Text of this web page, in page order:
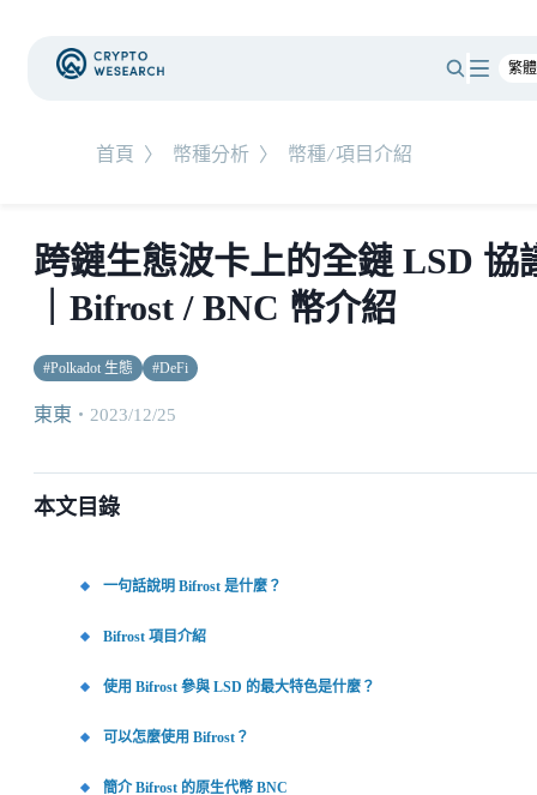
首頁 〉 幣種分析 〉 幣種/項目介紹
跨鏈生態波卡上的全鏈 LSD 協
｜Bifrost / BNC 幣介紹
#Polkadot 生態 #DeFi
東東 ・ 2023/12/25
本文目錄
一句話說明 Bifrost 是什麼？
Bifrost 項目介紹
使用 Bifrost 參與 LSD 的最大特色是什麼？
可以怎麼使用 Bifrost？
簡介 Bifrost 的原生代幣 BNC